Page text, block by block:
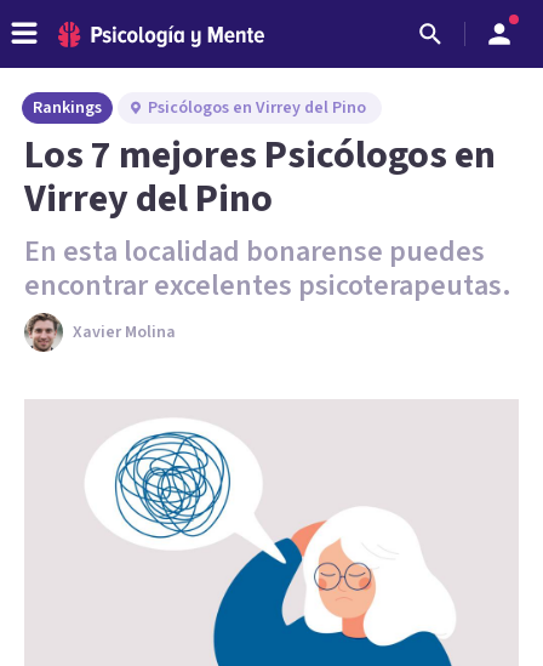
Rankings Psicólogos en Virrey del Pino
Los 7 mejores Psicólogos en
Virrey del Pino
En esta localidad bonarense puedes
encontrar excelentes psicoterapeutas.
Xavier Molina